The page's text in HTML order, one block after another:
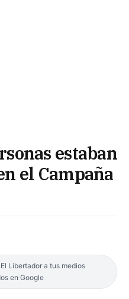
estaban
el Campaña
Libertador a tus medios
en Google